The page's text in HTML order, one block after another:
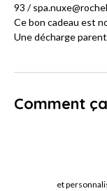
93 /
Ce bon cadeau est
Une décharge
Comment
et